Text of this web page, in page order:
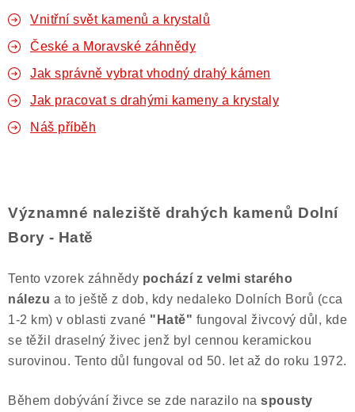
Vnitřní svět kamenů a krystalů
České a Moravské záhnědy
Jak správně vybrat vhodný drahý kámen
Jak pracovat s drahými kameny a krystaly
Náš příběh
Významné naleziště drahých kamenů Dolní
Bory - Hatě
Tento vzorek záhnědy pochází z velmi starého
nálezu a to ještě z dob, kdy nedaleko Dolních Borů (cca
1-2 km) v oblasti zvané "Hatě" fungoval živcový důl, kde
se těžil draselný živec jenž byl cennou keramickou
surovinou. Tento důl fungoval od 50. let až do roku 1972.
Během dobývání živce se zde narazilo na spousty